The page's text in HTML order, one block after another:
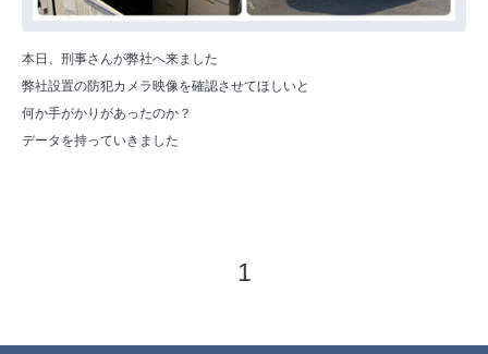
本日、刑事さんが弊社へ来ました
弊社設置の防犯カメラ映像を確認させてほしいと
何か手がかりがあったのか？
データを持っていきました
1